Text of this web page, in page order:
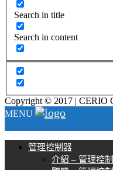
Search in title
Search in content
Copyright © 2017 | CERIO
MENU
管理控制器
介紹 – 管理控